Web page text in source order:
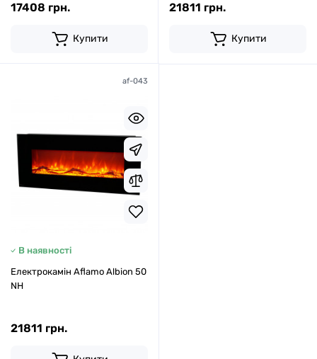
17408 грн.
Купити
21811 грн.
Купити
af-043
В наявності
Електрокамін Aflamo Albion 50
NH
21811 грн.